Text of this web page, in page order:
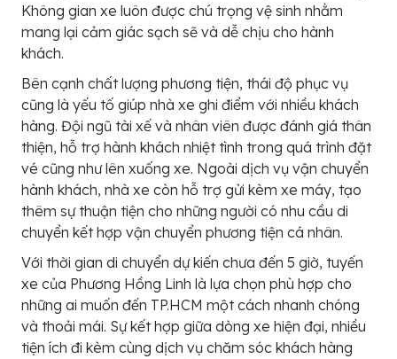
Không gian xe luôn được chú trọng vệ sinh nhằm
mang lại cảm giác sạch sẽ và dễ chịu cho hành
khách.
Bên cạnh chất lượng phương tiện, thái độ phục vụ
cũng là yếu tố giúp nhà xe ghi điểm với nhiều khách
hàng. Đội ngũ tài xế và nhân viên được đánh giá thân
thiện, hỗ trợ hành khách nhiệt tình trong quá trình đặt
vé cũng như lên xuống xe. Ngoài dịch vụ vận chuyển
hành khách, nhà xe còn hỗ trợ gửi kèm xe máy, tạo
thêm sự thuận tiện cho những người có nhu cầu di
chuyển kết hợp vận chuyển phương tiện cá nhân.
Với thời gian di chuyển dự kiến chưa đến 5 giờ, tuyến
xe của Phương Hồng Linh là lựa chọn phù hợp cho
những ai muốn đến TP.HCM một cách nhanh chóng
và thoải mái. Sự kết hợp giữa dòng xe hiện đại, nhiều
tiện ích đi kèm cùng dịch vụ chăm sóc khách hàng